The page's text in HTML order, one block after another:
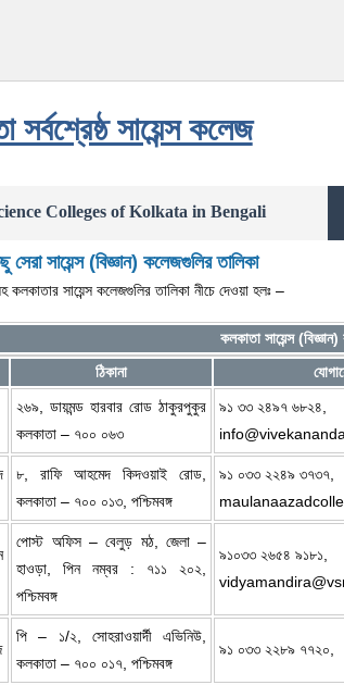
সর্বশ্রেষ্ঠ সায়েন্স কলেজ
Colleges of Kolkata in Bengali
সেরা সায়েন্স (বিজ্ঞান) কলেজগুলির তালিকা
কলকাতার সায়েন্স কলেজগুলির তালিকা নীচে দেওয়া হলঃ –
কলকাতা সায়েন্স
ঠিকানা
২৬৯, ডায়মন্ড হারবার রোড ঠাকুরপুকুর
কলকাতা – ৭০০ ০৬৩
৯১ ৩৩ ২৪৯৭ ৬৮২৪,
৮, রাফি আহমেদ কিদওয়াই রোড,
কলকাতা – ৭০০ ০১৩, পশ্চিমবঙ্গ
৯১ ০৩৩ ২২৪৯ ৩৭৩৭,
পোস্ট অফিস – বেলুড় মঠ, জেলা –
হাওড়া, পিন নম্বর : ৭১১ ২০২,
পশ্চিমবঙ্গ
৯১০৩৩ ২৬৫৪ ৯১৮১,
পি – ১/২, সোহরাওয়ার্দী এভিনিউ,
কলকাতা – ৭০০ ০১৭, পশ্চিমবঙ্গ
৯১ ০৩৩ ২২৮৯ ৭৭২০,